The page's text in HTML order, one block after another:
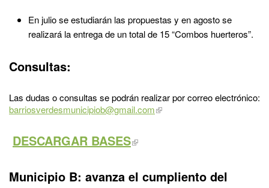
En julio se estudiarán las propuestas y en agosto se
realizará la entrega de un total de 15 “Combos huerteros”.
Consultas:
Las dudas o consultas se podrán realizar por correo electrónico:
barriosverdesmunicipiob@gmail.com
DESCARGAR BASES
Municipio B: avanza el cumpliento del